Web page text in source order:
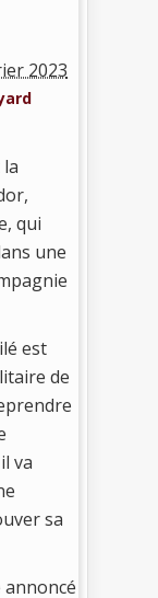
2023
qui
une
est
de
va
sa
annoncé